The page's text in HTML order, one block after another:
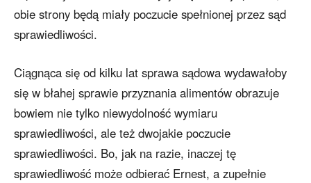
obie strony będą miały poczucie spełnionej przez sąd
sprawiedliwości.
Ciągnąca się od kilku lat sprawa sądowa wydawałoby
się w błahej sprawie przyznania alimentów obrazuje
bowiem nie tylko niewydolność wymiaru
sprawiedliwości, ale też dwojakie poczucie
sprawiedliwości. Bo, jak na razie, inaczej tę
sprawiedliwość może odbierać Ernest, a zupełnie